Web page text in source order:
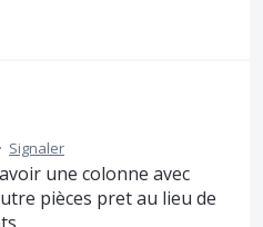
· Signaler
une colonne avec
pièces pret au lieu de